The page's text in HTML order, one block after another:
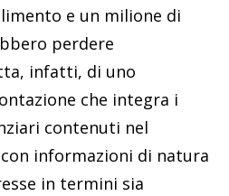
e un milione di
perdere
infatti, di uno
che integra i
contenuti nel
informazioni di natura
in termini sia